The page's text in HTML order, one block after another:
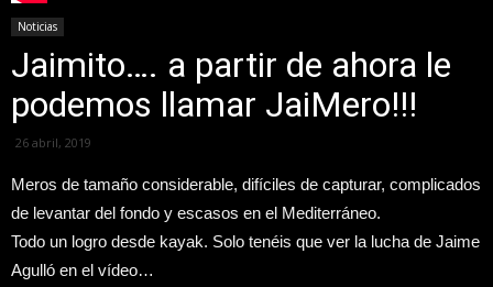
Noticias
Jaimito…. a partir de ahora le
podemos llamar JaiMero!!!
26 abril, 2019
Meros de tamaño considerable, difíciles de capturar, complicados
de levantar del fondo y escasos en el Mediterráneo.
Todo un logro desde kayak. Solo tenéis que ver la lucha de Jaime
Agulló en el vídeo…